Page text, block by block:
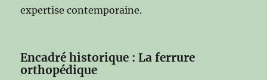
expertise contemporaine.
Encadré historique : La ferrure
orthopédique